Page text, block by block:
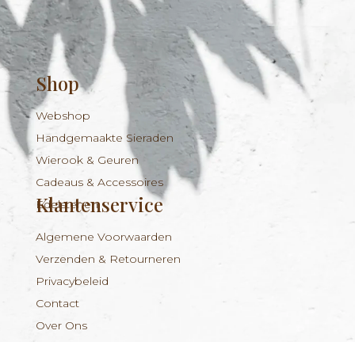
Shop
Webshop
Handgemaakte Sieraden
Wierook & Geuren
Cadeaus & Accessoires
Edelstenen
Klantenservice
Algemene Voorwaarden
Verzenden & Retourneren
Privacybeleid
Contact
Over Ons